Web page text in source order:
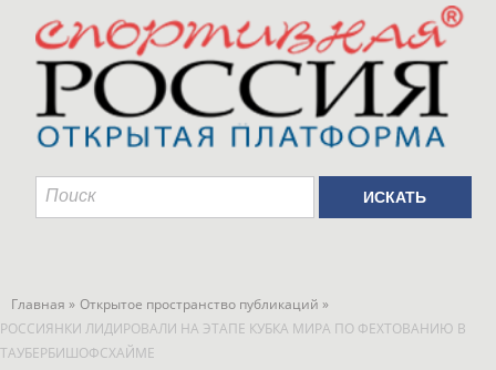
Главная » Открытое пространство публикаций »
РОССИЯНКИ ЛИДИРОВАЛИ НА ЭТАПЕ КУБКА МИРА ПО ФЕХТОВАНИЮ В
ТАУБЕРБИШОФСХАЙМЕ